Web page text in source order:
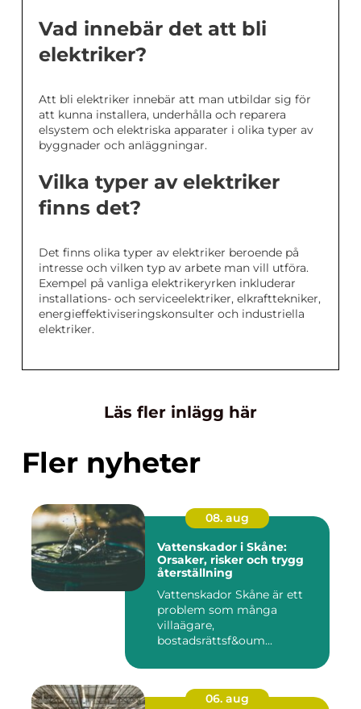
Vad innebär det att bli
elektriker?
Att bli elektriker innebär att man utbildar sig för
att kunna installera, underhålla och reparera
elsystem och elektriska apparater i olika typer av
byggnader och anläggningar.
Vilka typer av elektriker
finns det?
Det finns olika typer av elektriker beroende på
intresse och vilken typ av arbete man vill utföra.
Exempel på vanliga elektrikeryrken inkluderar
installations- och serviceelektriker, elkrafttekniker,
energieffektiviseringskonsulter och industriella
elektriker.
Läs fler inlägg här
Fler nyheter
08. aug
Vattenskador i Skåne:
Orsaker, risker och trygg
återställning
Vattenskador Skåne är ett
problem som många
villaägare,
bostadsrättsf&oum...
06. aug